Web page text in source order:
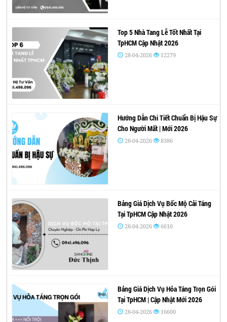
Top 5 Nhà Tang Lễ Tốt Nhất Tại
TpHCM Cập Nhật 2026
28-04-2026 12279
Hướng Dẫn Chi Tiết Chuẩn Bị Hậu Sự
Cho Người Mất | Mới 2026
28-04-2026 8386
Bảng Giá Dịch Vụ Bốc Mộ Cải Táng
Tại TpHCM Cập Nhật 2026
28-04-2026 6610
Bảng Giá Dịch Vụ Hỏa Táng Trọn Gói
Tại TpHCM | Cập Nhật Mới 2026
28-04-2026 16600